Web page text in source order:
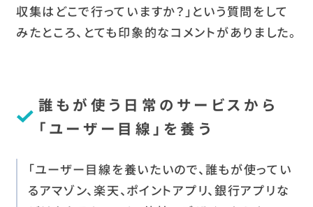
収集はどこで行っていますか？」という質問をして
みたところ、とても印象的なコメントがありました。
誰もが使う日常のサービスから
「ユーザー目線」を養う
「ユーザー目線を養いたいので、誰もが使ってい
るアマゾン、楽天、ポイントアプリ、銀行アプリな